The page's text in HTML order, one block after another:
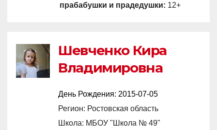
прабабушки и прадедушки: 12+
Шевченко Кира
Владимировна
День Рождения: 2015-07-05
Регион: Ростовская область
Школа: МБОУ "Школа № 49"